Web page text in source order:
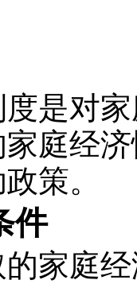
是对
庭经
策。
件
家庭